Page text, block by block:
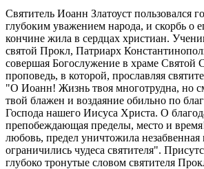
Святитель Иоанн Златоуст пользовался
глубоким уважением народа, и скорбь о
кончине жила в сердцах христиан.
святой Прокл, Патриарх
совершая Богослужение в храме Святой
проповедь, в которой, прославляя
"О Иоанн! Жизнь твоя многотрудна, но
твой блажен и воздаяние обильно по
Господа нашего Иисуса Христа. О
препобеждающая пределы, место и
любовь, предел уничтожила незабвенная
ограничились чудеса святителя".
глубоко тронутые словом святителя